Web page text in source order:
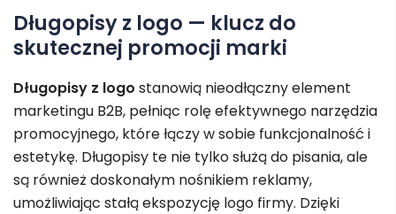
Długopisy z logo — klucz do
skutecznej promocji marki
Długopisy z logo stanowią nieodłączny element
marketingu B2B, pełniąc rolę efektywnego narzędzia
promocyjnego, które łączy w sobie funkcjonalność i
estetykę. Długopisy te nie tylko służą do pisania, ale
są również doskonałym nośnikiem reklamy,
umożliwiając stałą ekspozycję logo firmy. Dzięki